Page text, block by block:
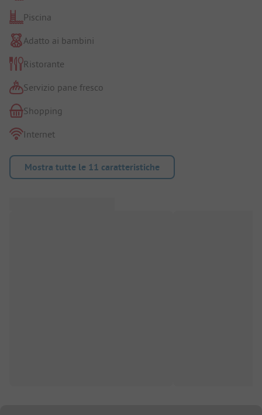
Piscina
Adatto ai bambini
Ristorante
Servizio pane fresco
Shopping
Internet
Mostra tutte le 11 caratteristiche